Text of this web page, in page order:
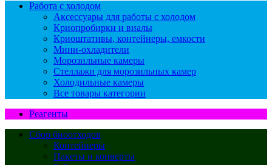
Работа с холодом
Аксессуары для работы с холодом
Криопробирки и виалы
Криоштативы, контейнеры, емкости
Мини-охладители
Морозильные камеры
Стеллажи для морозильных камер
Холодильные камеры
Все товары категории
Реагенты
Сбор биоотходов
Контейнеры
Пакеты и конверты